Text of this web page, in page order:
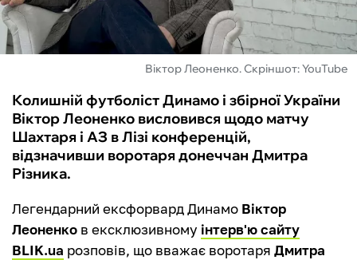
БУКМЕКЕРИ
Віктор Леоненко. Скріншот: YouTube
Колишній футболіст Динамо і збірної України
Віктор Леоненко висловився щодо матчу
Шахтаря і АЗ в Лізі конференцій,
відзначивши воротаря донеччан Дмитра
Різника.
Легендарний ексфорвард Динамо Віктор
Леоненко в ексклюзивному інтерв'ю сайту
BLIK.ua розповів, що вважає воротаря Дмитра